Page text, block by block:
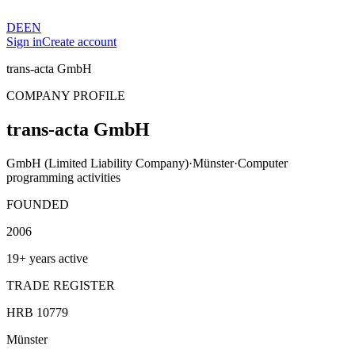
DEEN
Sign inCreate account
trans-acta GmbH
COMPANY PROFILE
trans-acta GmbH
GmbH (Limited Liability Company)·Münster·Computer
programming activities
FOUNDED
2006
19+ years active
TRADE REGISTER
HRB 10779
Münster